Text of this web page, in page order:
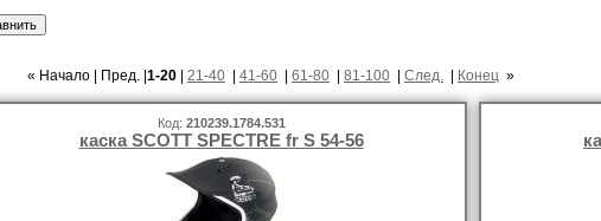
« Начало | Пред. | 1-20 21-40 41-60 61-80 81-100 След. Конец »
Код: 210239.1784.531
каска SCOTT SPECTRE fr S 54-56